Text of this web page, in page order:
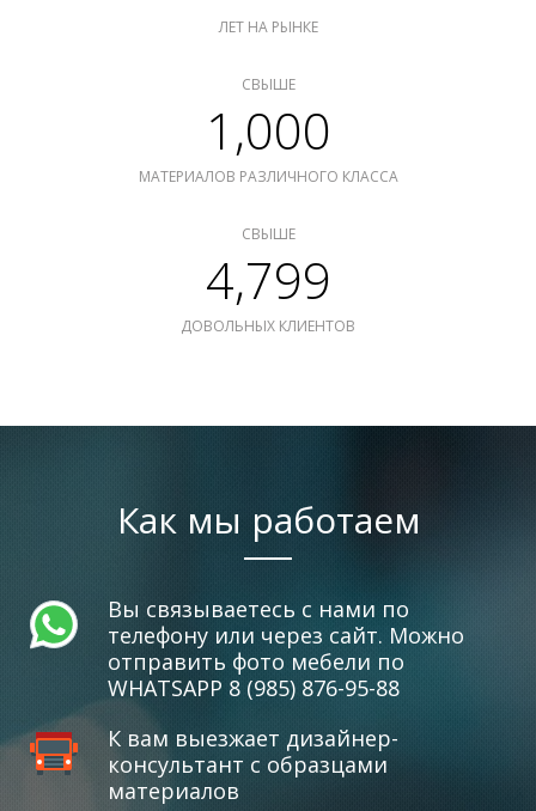
ЛЕТ НА РЫНКЕ
СВЫШЕ
1,000
МАТЕРИАЛОВ РАЗЛИЧНОГО КЛАССА
СВЫШЕ
4,799
ДОВОЛЬНЫХ КЛИЕНТОВ
Как мы работаем
Вы связываетесь с нами по
телефону или через сайт. Можно
отправить фото мебели по
WHATSAPP 8 (985) 876-95-88
К вам выезжает дизайнер-
консультант с образцами
материалов